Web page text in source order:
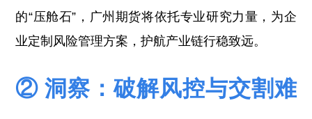
的“压舱石”，广州期货将依托专业研究力量，为企
业定制风险管理方案，护航产业链行稳致远。
② 洞察：破解风控与交割难